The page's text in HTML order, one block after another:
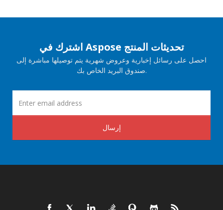
اشترك في Aspose تحديثات المنتج
احصل على رسائل إخبارية وعروض شهرية يتم توصيلها مباشرة إلى
صندوق البريد الخاص بك.
إرسال